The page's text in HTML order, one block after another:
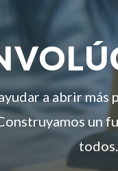
a abrir más
un
todos.